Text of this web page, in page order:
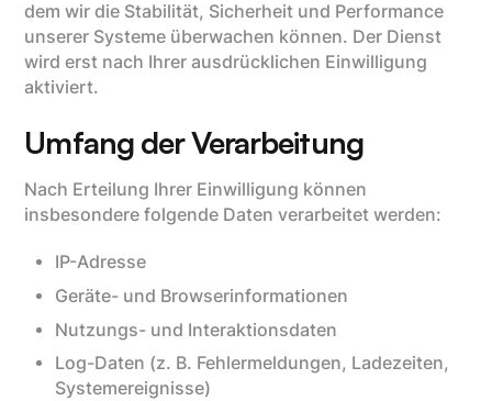
dem wir die Stabilität, Sicherheit und Performance
unserer Systeme überwachen können. Der Dienst
wird erst nach Ihrer ausdrücklichen Einwilligung
aktiviert.
Umfang der Verarbeitung
Nach Erteilung Ihrer Einwilligung können
insbesondere folgende Daten verarbeitet werden:
IP-Adresse
Geräte- und Browserinformationen
Nutzungs- und Interaktionsdaten
Log-Daten (z. B. Fehlermeldungen, Ladezeiten,
Systemereignisse)